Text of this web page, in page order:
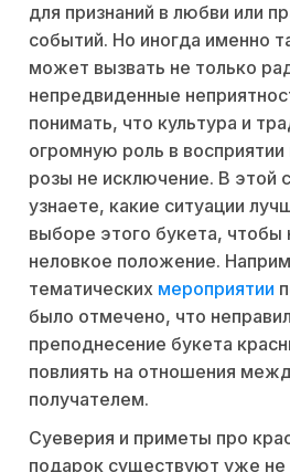
для признаний в любви или
событий. Но иногда именно
может вызвать не только
непредвиденные
понимать, что культура и
огромную роль в
розы не исключение. В этой
узнаете, какие ситуации
выборе этого букета, чтобы
неловкое положение.
тематических мероприятии
было отмечено, что
преподнесение букета
повлиять на отношения
получателем.
Суеверия и приметы про
подарок существуют уже не